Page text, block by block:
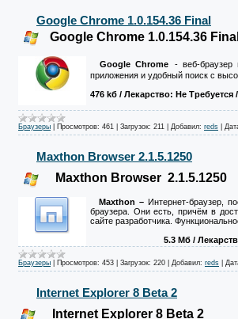
Google Chrome 1.0.154.36 Final
Google Chrome 1.0.154.36 Final
Google Chrome
- веб-браузер
приложения и удобный поиск с
476 kб / Лекарство: Не Требуется
Браузеры Просмотров: 461 Загрузок: 211 Добавил: reds
Maxthon Browser 2.1.5.1250
Maxthon Browser 2.1.5.1250
Maxthon – Интернет-браузер,
браузера. Они есть, причём в
сайте разработчика.
5.3 Mб /
Браузеры Просмотров: 453 Загрузок: 220 Добавил: reds
Internet Explorer 8 Beta 2
Internet Explorer 8 Beta 2